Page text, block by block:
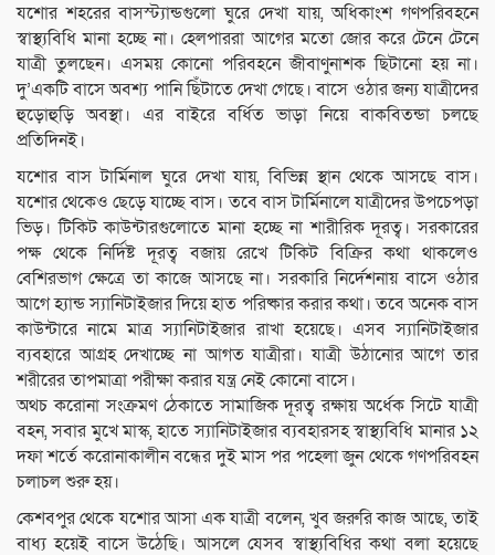
যশোর শহরের বাসস্ট্যান্ডগুলো ঘুরে দেখা যায়, অধিকাংশ গণপরিবহনে
স্বাস্থ্যবিধি মানা হচ্ছে না। হেলপাররা আগের মতো জোর করে টেনে টেনে
যাত্রী তুলছেন। এসময় কোনো পরিবহনে জীবাণুনাশক ছিটানো হয় না।
দু’একটি বাসে অবশ্য পানি ছিঁটাতে দেখা গেছে। বাসে ওঠার জন্য যাত্রীদের
হুড়োহুড়ি অবস্থা। এর বাইরে বর্ধিত ভাড়া নিয়ে বাকবিতন্ডা চলছে
প্রতিদিনই।
যশোর বাস টার্মিনাল ঘুরে দেখা যায়, বিভিন্ন স্থান থেকে আসছে বাস।
যশোর থেকেও ছেড়ে যাচ্ছে বাস। তবে বাস টার্মিনালে যাত্রীদের উপচেপড়া
ভিড়। টিকিট কাউন্টারগুলোতে মানা হচ্ছে না শারীরিক দূরত্ব। সরকারের
পক্ষ থেকে নির্দিষ্ট দূরত্ব বজায় রেখে টিকিট বিক্রির কথা থাকলেও
বেশিরভাগ ক্ষেত্রে তা কাজে আসছে না। সরকারি নির্দেশনায় বাসে ওঠার
আগে হ্যান্ড স্যানিটাইজার দিয়ে হাত পরিষ্কার করার কথা। তবে অনেক বাস
কাউন্টারে নামে মাত্র স্যানিটাইজার রাখা হয়েছে। এসব স্যানিটাইজার
ব্যবহারে আগ্রহ দেখাচ্ছে না আগত যাত্রীরা। যাত্রী উঠানোর আগে তার
শরীরের তাপমাত্রা পরীক্ষা করার যন্ত্র নেই কোনো বাসে।
অথচ করোনা সংক্রমণ ঠেকাতে সামাজিক দূরত্ব রক্ষায় অর্ধেক সিটে যাত্রী
বহন, সবার মুখে মাস্ক, হাতে স্যানিটাইজার ব্যবহারসহ স্বাস্থ্যবিধি মানার ১২
দফা শর্তে করোনাকালীন বন্ধের দুই মাস পর পহেলা জুন থেকে গণপরিবহন
চলাচল শুরু হয়।
কেশবপুর থেকে যশোর আসা এক যাত্রী বলেন, খুব জরুরি কাজ আছে, তাই
বাধ্য হয়েই বাসে উঠেছি। আসলে যেসব স্বাস্থ্যবিধির কথা বলা হয়েছে